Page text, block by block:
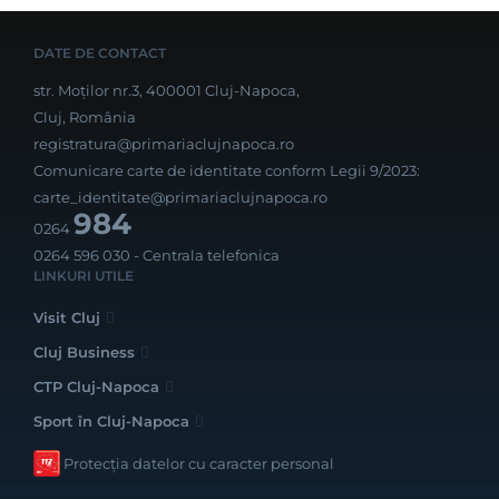
DATE DE CONTACT
str. Moților nr.3, 400001 Cluj-Napoca,
Cluj, România
registratura@primariaclujnapoca.ro
Comunicare carte de identitate conform Legii 9/2023:
carte_identitate@primariaclujnapoca.ro
0264984
0264 596 030 - Centrala telefonica
LINKURI UTILE
Visit Cluj
Cluj Business
CTP Cluj-Napoca
Sport în Cluj-Napoca
Protecția datelor cu caracter personal